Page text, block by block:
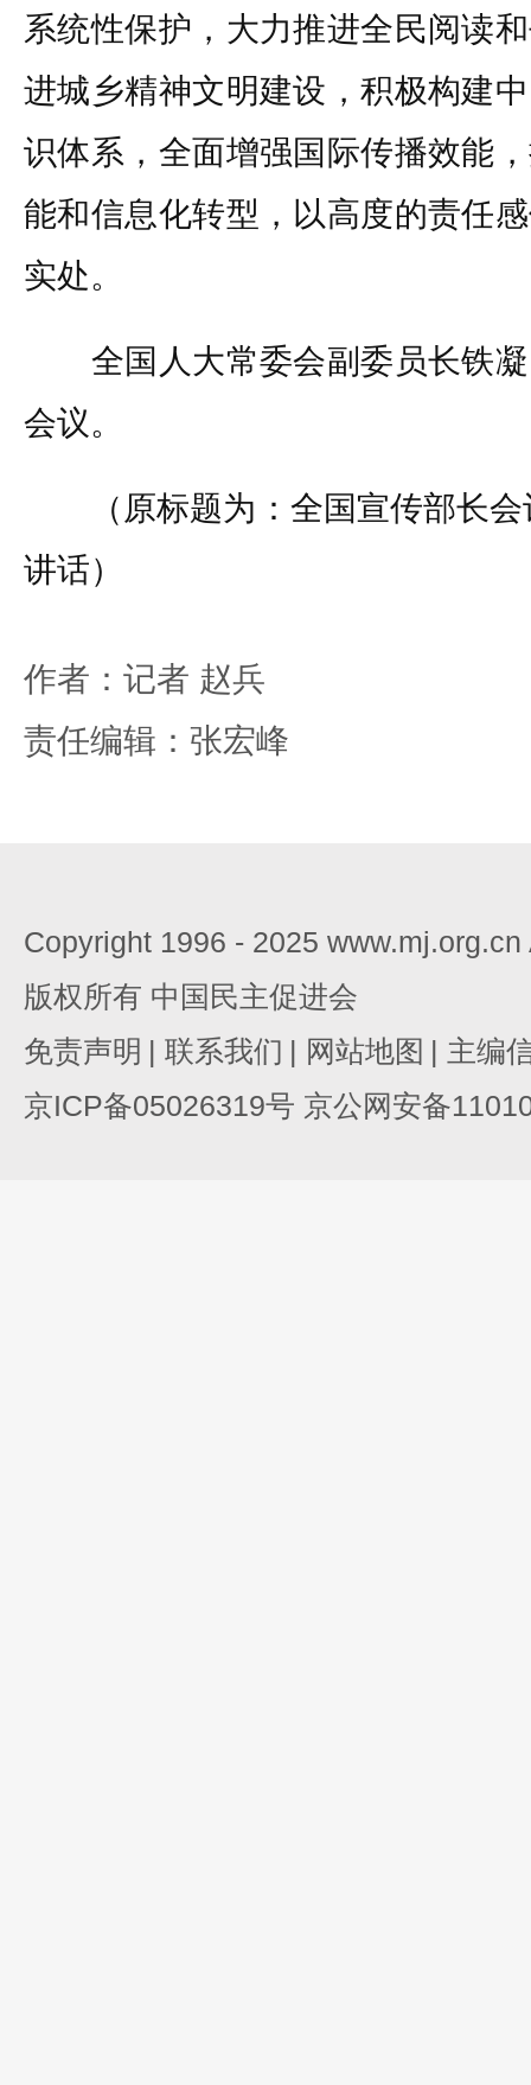
系统性保护，大力推进全民阅读
进城乡精神文明建设，积极构建
识体系，全面增强国际传播效能
能和信息化转型，以高度的责任
实处。
全国人大常委会副委员长铁凝
会议。
（原标题为：全国宣传部长会
讲话）
作者：记者 赵兵
责任编辑：张宏峰
Copyright 1996 - 2025
版权所有 中国民主促进会
免责声明 | 联系我们 | 网站地图 | 主编
京ICP备05026319号 京公网安备